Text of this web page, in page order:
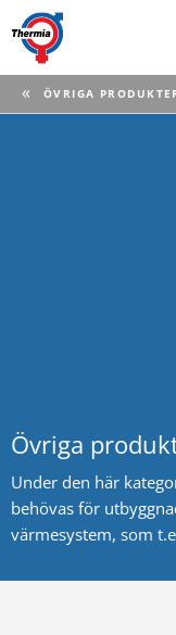
CURRENT:
ÖVRIGA
Övriga
Under den här
behövas för
värmesystem, som